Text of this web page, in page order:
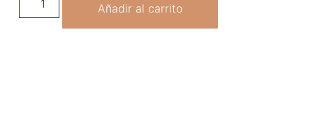
Añadir al carrito